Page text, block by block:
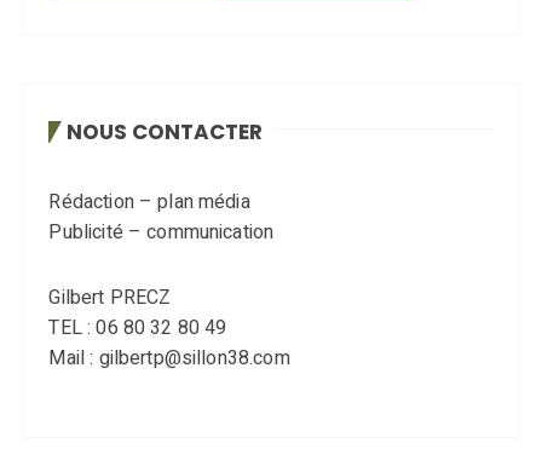
NOUS CONTACTER
Rédaction – plan média
Publicité – communication
Gilbert PRECZ
TEL : 06 80 32 80 49
Mail : gilbertp@sillon38.com